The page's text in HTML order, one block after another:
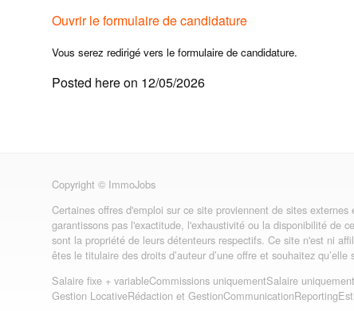
Ouvrir le formulaire de candidature
Vous serez redirigé vers le formulaire de candidature.
Posted here on 12/05/2026
Copyright © ImmoJobs
Certaines offres d'emploi sur ce site proviennent de sites
garantissons pas l'exactitude, l'exhaustivité ou la disponibilité de
sont la propriété de leurs détenteurs respectifs. Ce site n'est ni
êtes le titulaire des droits d’auteur d’une offre et souhaitez
Salaire fixe + variableCommissions uniquementSalaire uniquement
Gestion LocativeRédaction et GestionCommunicationReporting